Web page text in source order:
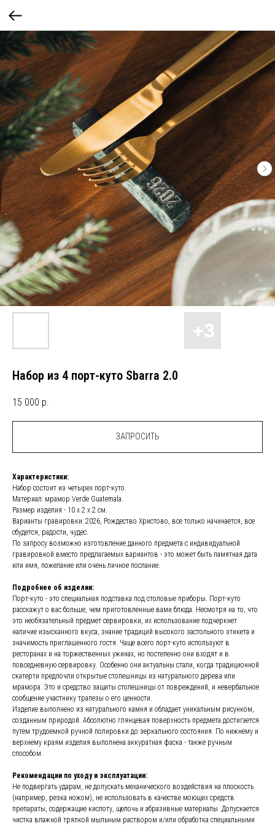
Набор из 4 порт-куто Sbarra 2.0
15 000 р.
ЗАПРОСИТЬ
Характеристики:
Набор состоит из четырех порт-куто.
Материал: мрамор Verde Guatemala.
Размер изделия - 10 х 2 х 2 см.
Варианты гравировки: 2026, Рождество Христово, все только начинается, все
сбудется, радости, чудес.
По запросу возможно изготовление данного предмета с индивидуальной
гравировкой вместо предлагаемых вариантов - это может быть памятная дата
или имя, пожелание или очень личное послание.
Подробнее об изделии:
Порт-куто - это специальная подставка под столовые приборы. Порт-куто
расскажут о вас больше, чем приготовленные вами блюда. Несмотря на то, что
это необязательный предмет сервировки, их использование подчеркнет
наличие изысканного вкуса, знание традиций высокого застольного этикета и
значимость приглашенного гостя. Чаще всего порт-куто используют в
ресторанах и на торжественных ужинах, но постепенно они входят и в
повседневную сервировку. Особенно они актуальны стали, когда традиционной
скатерти предпочли открытые столешницы из натурального дерева или
мрамора. Это и средство защиты столешницы от повреждений, и невербальное
сообщение участнику трапезы о его ценности.
Изделие выполнено из натурального камня и обладает уникальным рисунком,
созданным природой. Абсолютно глянцевая поверхность предмета достигается
путем трудоемкой ручной полировки до зеркального состояния. По нижнему и
верхнему краям изделия выполнена аккуратная фаска - также ручным
способом.
Рекомендации по уходу и эксплуатации:
Не подвергать ударам, не допускать механического воздействия на плоскость
(например, резка ножом), не использовать в качестве моющих средств
препараты, содержащие кислоту, щелочь и абразивные материалы. Допускается
чистка влажной тряпкой мыльным раствором и/или обработка специальными